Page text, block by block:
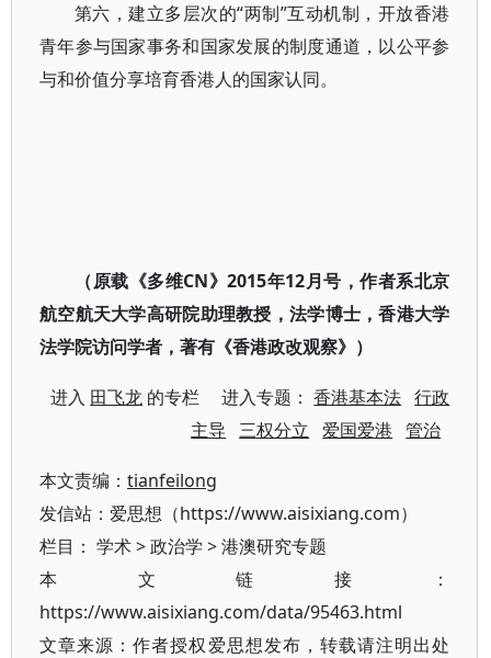
第六，建立多层次的“两制”互动机制，开放香港
青年参与国家事务和国家发展的制度通道，以公平参
与和价值分享培育香港人的国家认同。
（原载《多维CN》2015年12月号，作者系北京
航空航天大学高研院助理教授，法学博士，香港大学
法学院访问学者，著有《香港政改观察》）
进入 田飞龙 的专栏 进入专题：香港基本法 行政
主导
三权分立 爱国爱港 管治
本文责编： tianfeilong
发信站：爱思想（https://www.aisixiang.com）
栏目： 学术>政治学 >港澳研究专题
本文链接：
https://www.aisixiang.com/data/95463.html
文章来源：作者授权爱思想发布，转载请注明出处